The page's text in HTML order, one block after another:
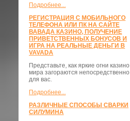
Подробнее...
РЕГИСТРАЦИЯ С МОБИЛЬНОГО
ТЕЛЕФОНА ИЛИ ПК НА САЙТЕ
ВАВАДА КАЗИНО, ПОЛУЧЕНИЕ
ПРИВЕТСТВЕННЫХ БОНУСОВ И
ИГРА НА РЕАЛЬНЫЕ ДЕНЬГИ В
VAVADA
Представьте, как яркие огни казино
мира загораются непосредственно
для вас.
Подробнее...
РАЗЛИЧНЫЕ СПОСОБЫ СВАРКИ
СИЛУМИНА